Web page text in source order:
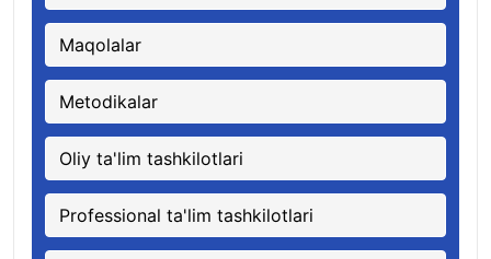
Maqolalar
Metodikalar
Oliy ta'lim tashkilotlari
Professional ta'lim tashkilotlari